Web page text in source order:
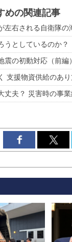
めの関連記事
左右される自衛隊の
うとしているのか？
震の初動対応（前編
支援物資供給のあ
丈夫？ 災害時の事